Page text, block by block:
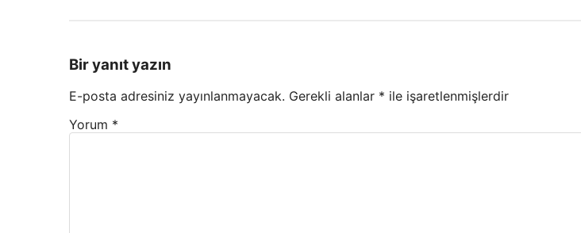
Bir yanıt yazın
E-posta adresiniz yayınlanmayacak. Gerekli alanlar * ile işaretlenmişlerdir
Yorum *